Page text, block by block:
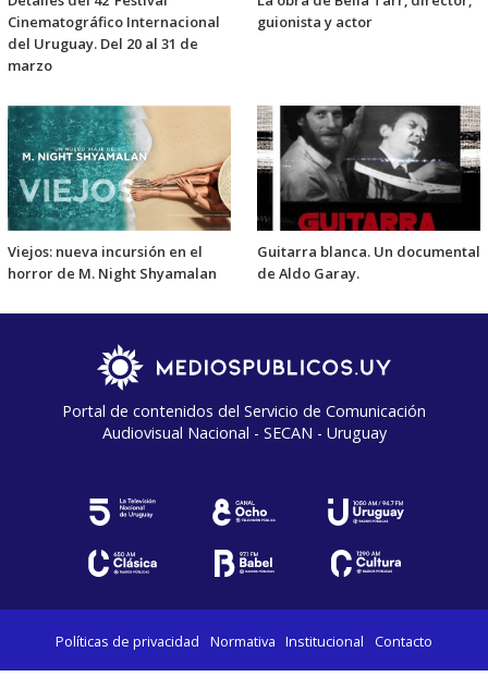
Cinematográfico Internacional
del Uruguay. Del 20 al 31 de
marzo
guionista y actor
Viejos: nueva incursión en el
horror de M. Night Shyamalan
Guitarra blanca. Un documental
de Aldo Garay.
Portal de contenidos del Servicio de Comunicación
Audiovisual Nacional - SECAN - Uruguay
Políticas de privacidad Normativa Institucional Contacto